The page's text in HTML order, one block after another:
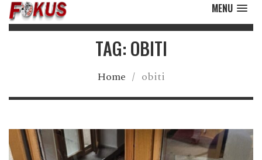
MENU
TAG: OBITI
Home / obiti